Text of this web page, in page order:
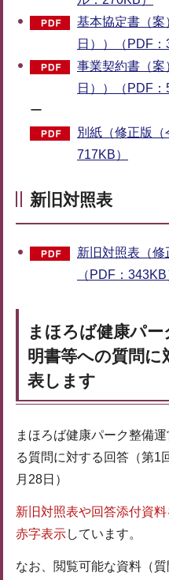
基本協定書（案
日））（PDF：
事業契約書（案
日））（PDF：
ー
別紙（修正版（
717KB）
新旧対照表
新旧対照表（修
（PDF：343KB
まほろば健康パ
明書等への質問に
表します
まほろば健康パーク整備
る質問に対する回答（第1
月28日）
新旧対照表や回答添付資
赤字表示しています。
なお、閲覧可能な資料（